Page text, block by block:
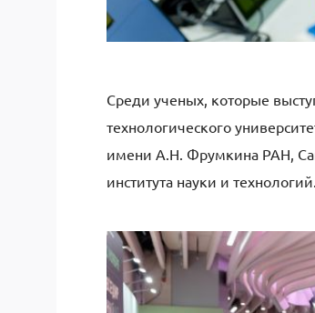
Среди ученых, которые
технологического
имени А.Н. Фрумкина РАН,
института науки и